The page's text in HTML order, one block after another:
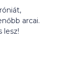
arcai.
lesz!